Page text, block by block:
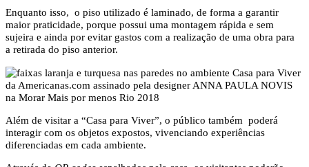
Enquanto isso, o piso utilizado é laminado, de forma a garantir
maior praticidade, porque possui uma montagem rápida e sem
sujeira e ainda por evitar gastos com a realização de uma obra para
a retirada do piso anterior.
Além de visitar a “Casa para Viver”, o público também poderá
interagir com os objetos expostos, vivenciando experiências
diferenciadas em cada ambiente.